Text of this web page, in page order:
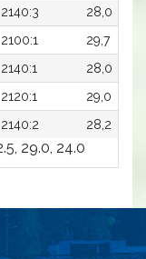
2140:3 28,0
2100:1 29,7
2140:1 28,0
2120:1 29,0
2140:2 28,2
29.0, 24.0